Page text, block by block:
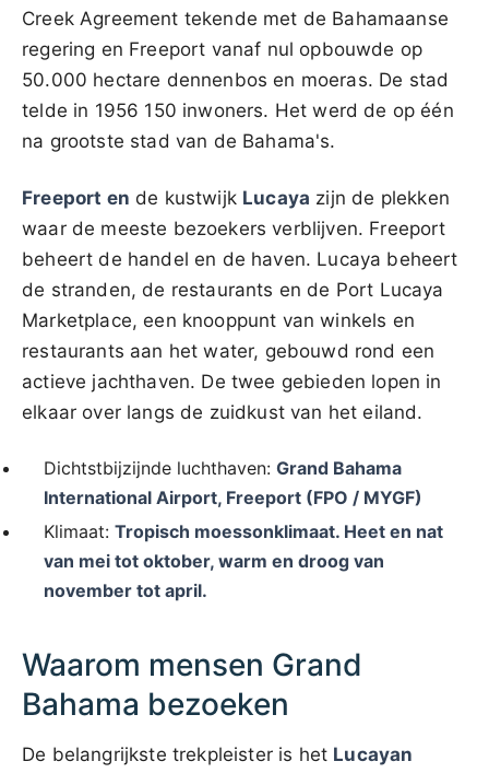
Creek Agreement tekende met de Bahamaanse
regering en Freeport vanaf nul opbouwde op
50.000 hectare dennenbos en moeras. De stad
telde in 1956 150 inwoners. Het werd de op één
na grootste stad van de Bahama's.
Freeport en de kustwijk Lucaya zijn de plekken
waar de meeste bezoekers verblijven. Freeport
beheert de handel en de haven. Lucaya beheert
de stranden, de restaurants en de Port Lucaya
Marketplace, een knooppunt van winkels en
restaurants aan het water, gebouwd rond een
actieve jachthaven. De twee gebieden lopen in
elkaar over langs de zuidkust van het eiland.
Dichtstbijzijnde luchthaven: Grand Bahama
International Airport, Freeport (FPO / MYGF)
Klimaat: Tropisch moessonklimaat. Heet en nat
van mei tot oktober, warm en droog van
november tot april.
Waarom mensen Grand
Bahama bezoeken
De belangrijkste trekpleister is het Lucayan